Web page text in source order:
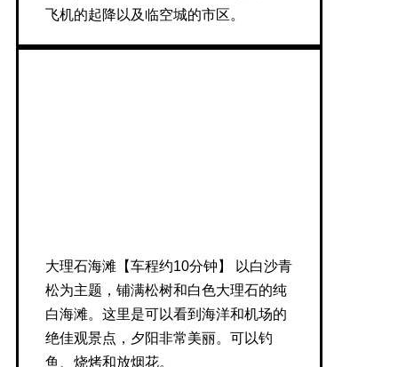
飞机的起降以及临空城的市区。
大理石海滩【车程约10分钟】 以白沙青
松为主题，铺满松树和白色大理石的纯
白海滩。这里是可以看到海洋和机场的
绝佳观景点，夕阳非常美丽。可以钓
鱼、烧烤和放烟花。